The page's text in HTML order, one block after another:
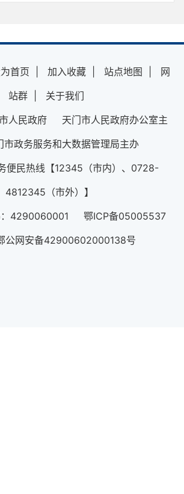
首页 加入收藏 站点地图
网
站群
关于我们
人民政府 天门市人民政府办公室主
政务服务和大数据管理局主办
便民热线【12345（市内）、0728-
4812345（市外）】
：4290060001 鄂ICP备05005537
网安备42900602000138号